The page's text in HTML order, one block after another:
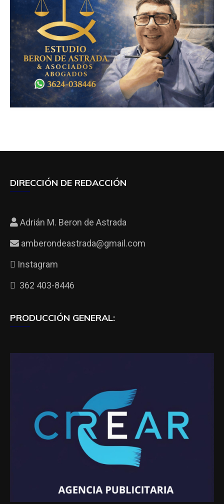
DIRECCIÓN DE REDACCIÓN
Adrián M. Beron de Astrada
amberondeastrada@gmail.com
Instagram
362 403-8446
PRODUCCIÓN GENERAL: